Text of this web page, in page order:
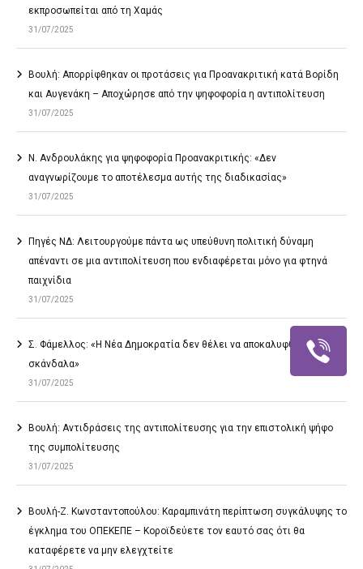
εκπροσωπείται από τη Χαμάς
31/07/2025
Βουλή: Απορρίφθηκαν οι προτάσεις για Προανακριτική κατά Βορίδη
και Αυγενάκη – Αποχώρησε από την ψηφοφορία η αντιπολίτευση
31/07/2025
Ν. Ανδρουλάκης για ψηφοφορία Προανακριτικής: «Δεν
αναγνωρίζουμε το αποτέλεσμα αυτής της διαδικασίας»
31/07/2025
Πηγές ΝΔ: Λειτουργούμε πάντα ως υπεύθυνη πολιτική δύναμη
απέναντι σε μια αντιπολίτευση που ενδιαφέρεται μόνο για φτηνά
παιχνίδια
31/07/2025
Σ. Φάμελλος: «Η Νέα Δημοκρατία δεν θέλει να αποκαλυφθούν τα
σκάνδαλα»
31/07/2025
Βουλή: Αντιδράσεις της αντιπολίτευσης για την επιστολική ψήφο
της συμπολίτευσης
31/07/2025
Βουλή-Ζ. Κωνσταντοπούλου: Καραμπινάτη περίπτωση συγκάλυψης το
έγκλημα του ΟΠΕΚΕΠΕ – Κοροϊδεύετε τον εαυτό σας ότι θα
καταφέρετε να μην ελεγχτείτε